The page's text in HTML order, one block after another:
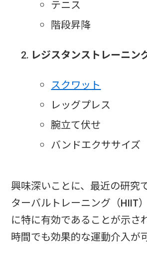
テニス
階段昇降
レジスタンストレーニン
スクワット
レッグプレス
腕立て伏せ
バンドエクササイズ
興味深いことに、最近の研究
ターバルトレーニング（HIIT
に特に有効であることが示さ
時間でも効果的な運動介入が